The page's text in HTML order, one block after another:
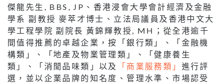
傑龍先生, BBS, JP、香港浸會大學會計經濟及金融
學系 副教授 麥萃才博士、立法局議員及香港中文大
學工程學院 副院長 黃錦輝教授, MH；從全港逾千
間值得推薦的卓越企業，按「銀行類」、「金融機
構類」、「地產及物業管理類」、「健康養生
類」、「消閒品味類」以及
「商業服務類」 進行評
選，並以企業品牌的知名度、管理水準、市場認受